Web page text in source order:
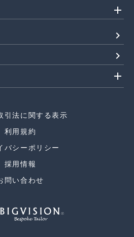
add
navigate_next
navigate_next
add
引法に関する表示
利用規約
バシーポリシー
採用情報
問い合わせ